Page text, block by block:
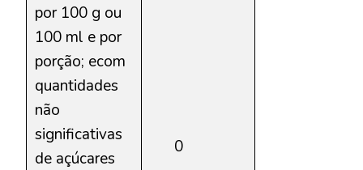
por 100 g ou
100 ml e por
porção; ecom
quantidades
não
significativas
de açúcares
0